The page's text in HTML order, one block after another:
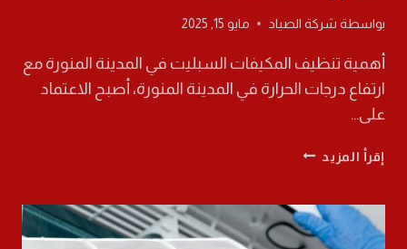
بواسطة شركة الصياد مايو 15, 2025
أهمية تنظيف المكيفات السبليت في المدينة المنورة مع
ارتفاع درجات الحرارة في المدينة المنورة، أصبح الاعتماد
على…
إقرأ المزيد تنظيف
بالمدينة
المنورة